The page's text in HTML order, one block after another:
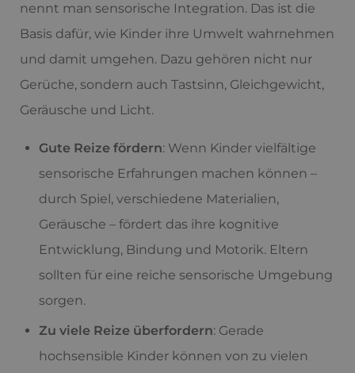
nennt man sensorische Integration. Das ist die
Basis dafür, wie Kinder ihre Umwelt wahrnehmen
und damit umgehen. Dazu gehören nicht nur
Gerüche, sondern auch Tastsinn, Gleichgewicht,
Geräusche und Licht.
Gute Reize fördern: Wenn Kinder vielfältige
sensorische Erfahrungen machen können –
durch Spiel, verschiedene Materialien,
Geräusche – fördert das ihre kognitive
Entwicklung, Bindung und Motorik. Eltern
sollten für eine reiche sensorische Umgebung
sorgen.
Zu viele Reize überfordern: Gerade
hochsensible Kinder können von zu vielen